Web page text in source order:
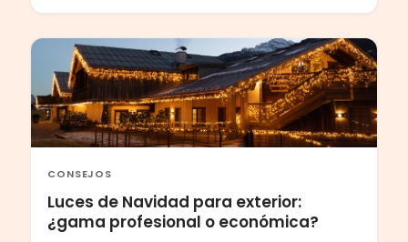
CONSEJOS
Luces de Navidad para exterior:
¿gama profesional o económica?